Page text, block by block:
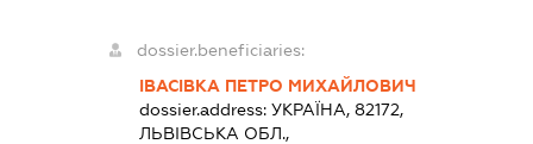
dossier.beneficiaries:
ІВАСІВКА ПЕТРО МИХАЙЛОВИЧ
dossier.address:УКРАЇНА, 82172,
ЛЬВІВСЬКА ОБЛ.,